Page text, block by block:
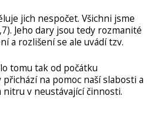
jich nespočet. Všichni jsme
Jeho dary jsou tedy rozmanité
a rozlišení se ale uvádí tzv.
tomu tak od počátku
přichází na pomoc naší slabosti a
nitru v neustávající činnosti.